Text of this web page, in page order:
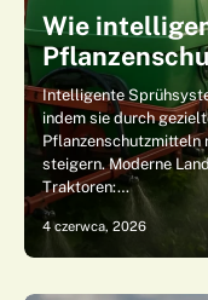
Wie
Intelligente
indem sie durch
Pflanzenschutzmitteln
steigern. Moderne
Traktoren:…
4 czerwca, 2026